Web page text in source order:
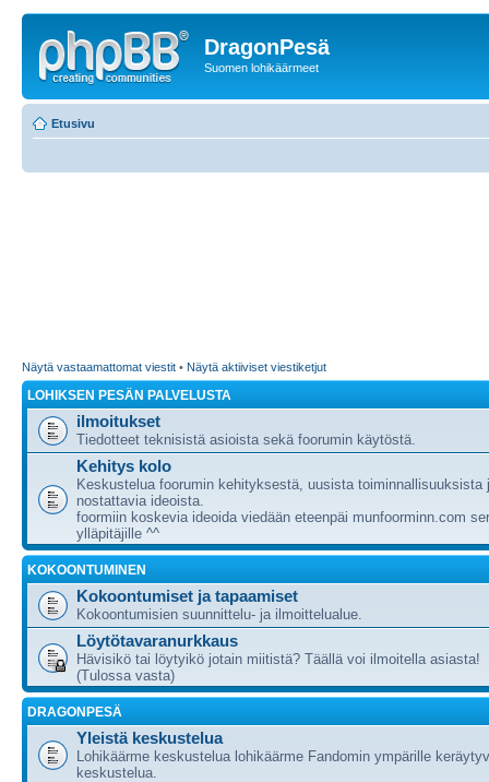
DragonPesä
Suomen lohikäärmeet
Etusivu
Näytä vastaamattomat viestit • Näytä aktiiviset viestiketjut
LOHIKSEN PESÄN PALVELUSTA
ilmoitukset
Tiedotteet teknisistä asioista sekä foorumin käytöstä.
Kehitys kolo
Keskustelua foorumin kehityksestä, uusista toiminnallisuuksista
nostattavia ideoista.
foormiin koskevia ideoida viedään eteenpäi munfoorminn.com
ylläpitäjille ^^
KOKOONTUMINEN
Kokoontumiset ja tapaamiset
Kokoontumisien suunnittelu- ja ilmoittelualue.
Löytötavaranurkkaus
Hävisikö tai löytyikö jotain miitistä? Täällä voi ilmoitella asiasta!
(Tulossa vasta)
DRAGONPESÄ
Yleistä keskustelua
Lohikäärme keskustelua lohikäärme Fandomin ympärille
keskustelua.